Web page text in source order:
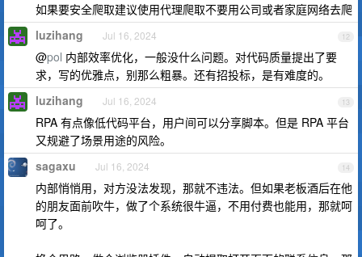
如果要安全爬取建议使用代理爬取不要用公司或者家庭网络去爬
12
luzihang Jul 16, 2024
@pol 内部效率优化，一般没什么问题。对代码质量提出了要
求，写的优雅点，别那么粗暴。还有招投标，是有难度的。
13
luzihang Jul 16, 2024
RPA 有点像低代码平台，用户间可以分享脚本。但是 RPA 平台
又规避了场景用途的风险。
14
sagaxu Jul 16, 2024
内部悄悄用，对方没法发现，那就不违法。但如果老板酒后在他
的朋友面前吹牛，做了个系统很牛逼，不用付费也能用，那就呵
呵了。